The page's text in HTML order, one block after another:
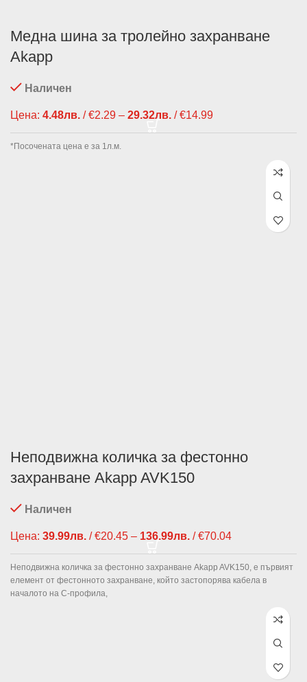
Медна шина за тролейно захранване
Akapp
Наличен
Цена: 4.48лв. / €2.29 – 29.32лв. / €14.99
*Посочената цена е за 1л.м.
Неподвижна количка за фестонно
захранване Akapp AVK150
Наличен
Цена: 39.99лв. / €20.45 – 136.99лв. / €70.04
€20.45
through
Неподвижна количка за фестонно захранване Akapp AVK150, е първият
елемент от фестонното захранване, който застопорява кабела в
началото на C-профила,